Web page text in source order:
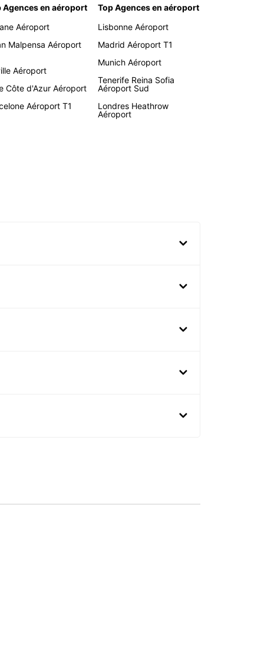
Agences en aéroport
Aéroport
Malpensa Aéroport
Aéroport
Côte d'Azur Aéroport
Aéroport T1
Top Agences en aéroport
Lisbonne Aéroport
Madrid Aéroport T1
Munich Aéroport
Tenerife Reina Sofia
Aéroport Sud
Londres Heathrow
Aéroport